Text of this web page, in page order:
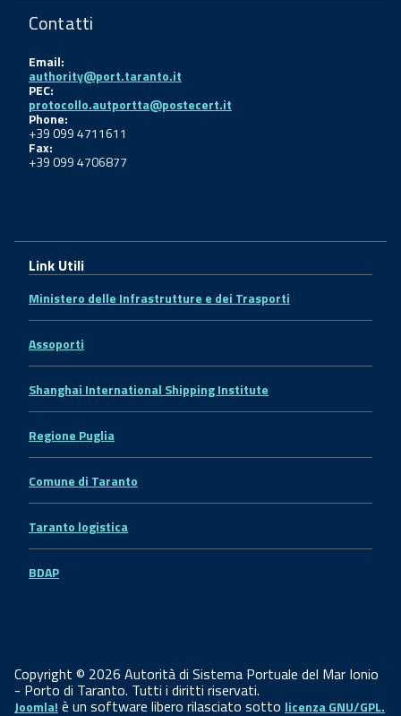
Contatti
Email:
authority@port.taranto.it
PEC:
protocollo.autportta@postecert.it
Phone:
+39 099 4711611
Fax:
+39 099 4706877
Link Utili
Ministero delle Infrastrutture e dei Trasporti
Assoporti
Shanghai International Shipping Institute
Regione Puglia
Comune di Taranto
Taranto logistica
BDAP
Copyright © 2026 Autorità di Sistema Portuale del Mar Ionio
- Porto di Taranto. Tutti i diritti riservati.
Joomla! è un software libero rilasciato sotto licenza GNU/GPL.